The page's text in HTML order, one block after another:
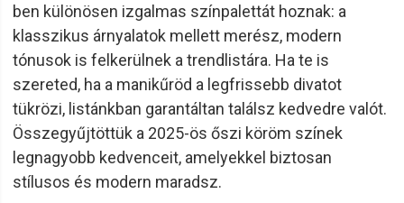
ben különösen izgalmas színpalettát hoznak: a
klasszikus árnyalatok mellett merész, modern
tónusok is felkerülnek a trendlistára. Ha te is
szereted, ha a manikűröd a legfrissebb divatot
tükrözi, listánkban garantáltan találsz kedvedre valót.
Összegyűjtöttük a 2025-ös őszi köröm színek
legnagyobb kedvenceit, amelyekkel biztosan
stílusos és modern maradsz.